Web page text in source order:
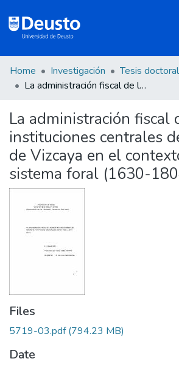
DeustoTeka
Communities
&
Collections
All of DSpace
Statistics
Home Investigación
Tesis
La administración fiscal de las instituciones centrales del Señorío de Vizcaya en el contexto del sistema foral (1630-1804)
La administración fiscal
instituciones centrales
de Vizcaya en el
sistema foral (1630-
Files
5719-03.pdf(794.23 MB)
Date